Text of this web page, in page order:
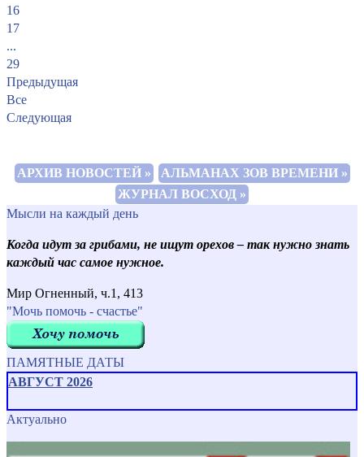
16
17
...
29
Предыдущая
Все
Следующая
АРХИВ НОВОСТЕЙ »
АЛЬМАНАХ ЗОВ ВРЕМЕНИ »
ЖУРНАЛ ВОСХОД »
Мысли на каждый день
Когда идут за грибами, не ищут орехов – так нужно знать
каждый час самое нужное.
Мир Огненный, ч.1, 413
"Мочь помочь - счастье"
ПАМЯТНЫЕ ДАТЫ
АВГУСТ 2026
Актуально